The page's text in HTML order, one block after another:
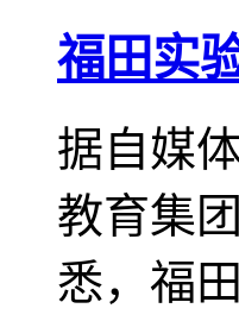
福田实
据自媒
教育集
悉，福